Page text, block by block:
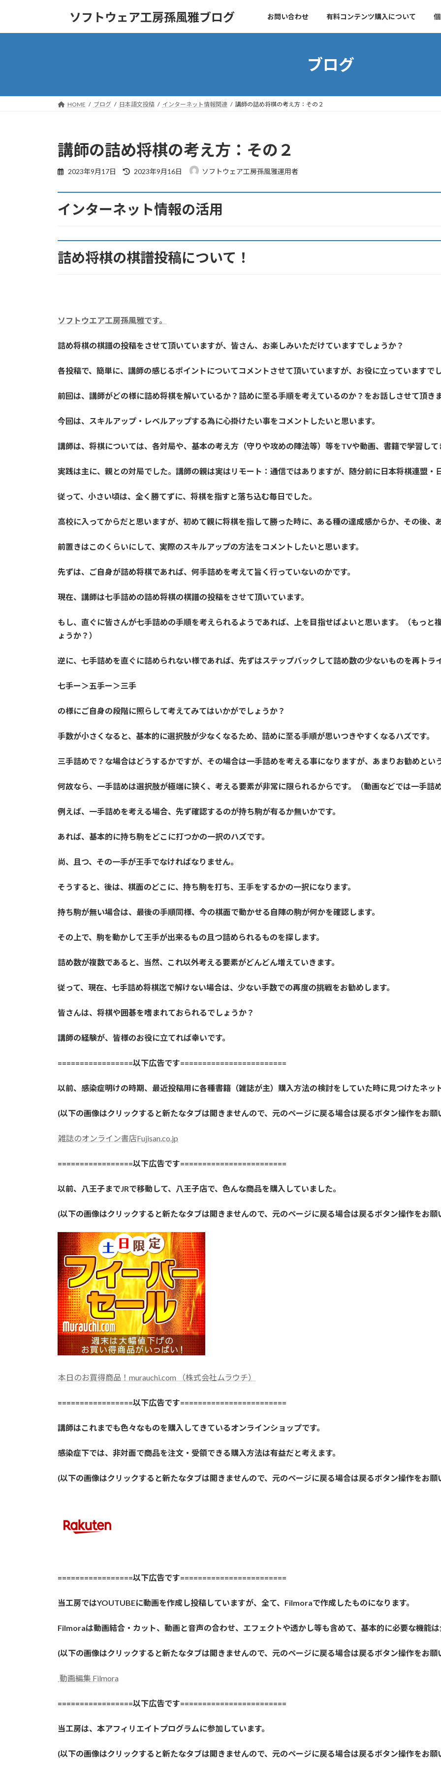
ソフトウェア工房孫風雅ブログ お問い合わせ 有料コンテンツ購入について
ブログ
HOME ブログ 日本語文投稿 インターネット情報関連 講師の詰め将棋の考え方：その２
講師の詰め将棋の考え方：その２
2023年9月17日
最
日
2023年9月16日 ソフトウェア工房孫風雅運用者
インターネット情報の活用
詰め将棋の棋譜投稿について！
ソフトウエア工房孫風雅です。
詰め将棋の棋譜の投稿をさせて頂いていますが、皆さん、お楽しみいただけていますでしょうか？
各投稿で、簡単に、講師の感じるポイントについてコメントさせて頂いていますが、お役に立っていますで
前回は、講師がどの様に詰め将棋を解いているか？詰めに至る手順を考えているのか？をお話しさせて頂きま
今回は、スキルアップ・レベルアップする為に心掛けたい事をコメントしたいと思います。
講師は、将棋については、各対局や、基本の考え方（守りや攻めの陣法等）等をTVや動画、書籍で学習して
実践は主に、親との対局でした。講師の親は実はリモート：通信ではありますが、随分前に日本将棋連盟・
従って、小さい頃は、全く勝てずに、将棋を指すと落ち込む毎日でした。
高校に入ってからだと思いますが、初めて親に将棋を指して勝った時に、ある種の達成感からか、その後、
前置きはこのくらいにして、実際のスキルアップの方法をコメントしたいと思います。
先ずは、ご自身が詰め将棋であれば、何手詰めを考えて旨く行っていないのかです。
現在、講師は七手詰めの詰め将棋の棋譜の投稿をさせて頂いています。
もし、直ぐに皆さんが七手詰めの手順を考えられるようであれば、上を目指せばよいと思います。（もっと
ょうか？）
逆に、七手詰めを直ぐに詰められない様であれば、先ずはステップバックして詰め数の少ないものを再トラ
七手ー＞五手ー＞三手
の様にご自身の段階に照らして考えてみてはいかがでしょうか？
手数が小さくなると、基本的に選択肢が少なくなるため、詰めに至る手順が思いつきやすくなるハズです。
三手詰めで？な場合はどうするかですが、その場合は一手詰めを考える事になりますが、あまりお勧めとい
何故なら、一手詰めは選択肢が極端に狭く、考える要素が非常に限られるからです。（動画などでは一手詰
例えば、一手詰めを考える場合、先ず確認するのが持ち駒が有るか無いかです。
あれば、基本的に持ち駒をどこに打つかの一択のハズです。
尚、且つ、その一手が王手でなければなりません。
そうすると、後は、棋面のどこに、持ち駒を打ち、王手をするかの一択になります。
持ち駒が無い場合は、最後の手順同様、今の棋面で動かせる自陣の駒が何かを確認します。
その上で、駒を動かして王手が出来るもの且つ詰められるものを探します。
詰め数が複数であると、当然、これ以外考える要素がどんどん増えていきます。
従って、現在、七手詰め将棋迄で解けない場合は、少ない手数での再度の挑戦をお勧めします。
皆さんは、将棋や囲碁を嗜まれておられるでしょうか？
講師の経験が、皆様のお役に立てれば幸いです。
=================以下広告です========================
以前、感染症明けの時期、最近投稿用に各種書籍（雑誌が主）購入方法の検討をしていた時に見つけたネッ
(以下の画像はクリックすると新たなタブは開きませんので、元のページに戻る場合は戻るボタン操作をお願
雑誌のオンライン書店Fujisan.co.jp
=================以下広告です========================
以前、八王子までJRで移動して、八王子店で、色んな商品を購入していました。
(以下の画像はクリックすると新たなタブは開きませんので、元のページに戻る場合は戻るボタン操作をお願
本日のお買得商品！murauchi.com （株式会社ムラウチ）
=================以下広告です========================
講師はこれまでも色々なものを購入してきているオンラインショップです。
感染症下では、非対面で商品を注文・受領できる購入方法は有益だと考えます。
(以下の画像はクリックすると新たなタブは開きませんので、元のページに戻る場合は戻るボタン操作をお願
=================以下広告です========================
当工房ではYOUTUBEに動画を作成し投稿していますが、全て、Filmoraで作成したものになります。
Filmoraは動画結合・カット、動画と音声の合わせ、エフェクトや透かし等も含めて、基本的に必要な機能は
(以下の画像はクリックすると新たなタブは開きませんので、元のページに戻る場合は戻るボタン操作をお願
動画編集 Filmora
=================以下広告です========================
当工房は、本アフィリエイトプログラムに参加しています。
(以下の画像はクリックすると新たなタブは開きませんので、元のページに戻る場合は戻るボタン操作をお願